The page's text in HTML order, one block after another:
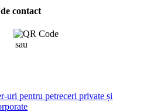
contact
sau
uri pentru petreceri private și